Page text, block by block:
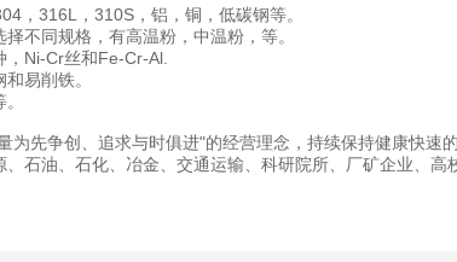
，316L，310S，铝，铜，低碳钢等。
不同规格，有高温粉，中温粉，等。
Ni-Cr丝和Fe-Cr-Al.
易削铁。
为先争创、追求与时俱进"的经营理念，持续保持健康快速
石油、石化、冶金、交通运输、科研院所、厂矿企业、高